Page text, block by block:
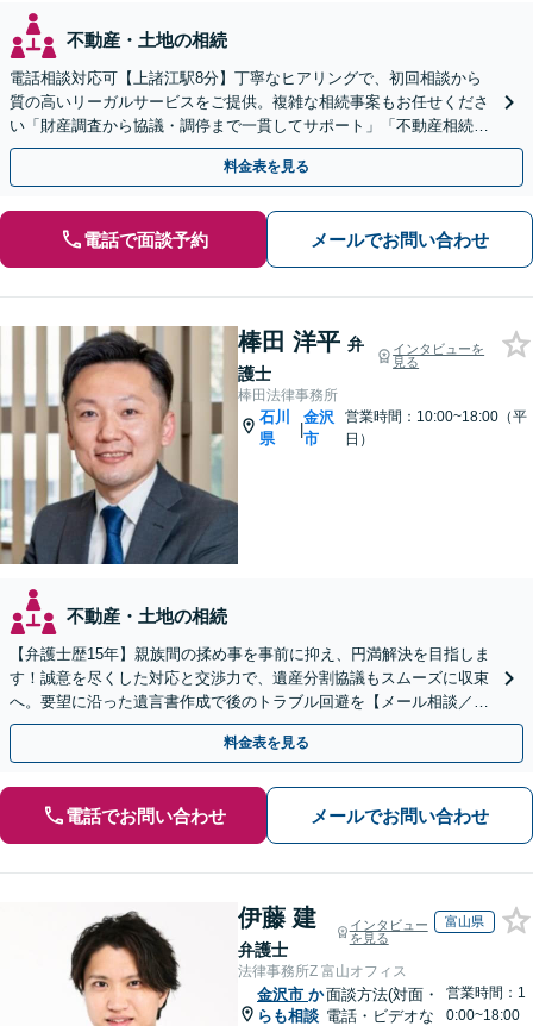
不動産・土地の相続
電話相談対応可【上諸江駅8分】丁寧なヒアリングで、初回相談から
質の高いリーガルサービスをご提供。複雑な相続事案もお任せくださ
い「財産調査から協議・調停まで一貫してサポート」「不動産相続は
他士業と連携して対応」【完全個室】【休日・夜間相談可】
料金表を見る
電話で面談予約 メールでお問い合わせ
棒田 洋平 弁
護士
インタビューを
見る
棒田法律事務所
石川
県
|
金沢
市
営業時間：10:00~18:00（平
日）
不動産・土地の相続
【弁護士歴15年】親族間の揉め事を事前に抑え、円満解決を目指しま
す！誠意を尽くした対応と交渉力で、遺産分割協議もスムーズに収束
へ。要望に沿った遺言書作成で後のトラブル回避を【メール相談／W
eb面談可】
料金表を見る
電話でお問い合わせ メールでお問い合わせ
伊藤 建
弁護士
インタビュー
を見る
富山県
法律事務所Z 富山オフィス
金沢市 か
らも相談
面談方法(対面・
電話・ビデオな
営業時間：1
0:00~18:00